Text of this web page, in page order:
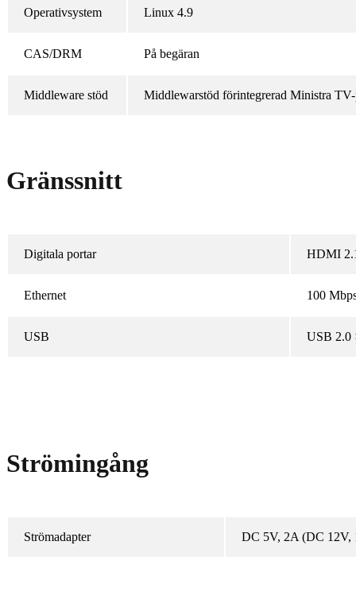
Operativsystem Linux 4.9
CAS/DRM På begäran
Middleware stöd Middlewarstöd förintegrerad Ministra
Gränssnitt
Digitala portar HDMI
Ethernet 100
USB USB 2.0
Strömingång
Strömadapter DC 5V, 2A (DC 12V,